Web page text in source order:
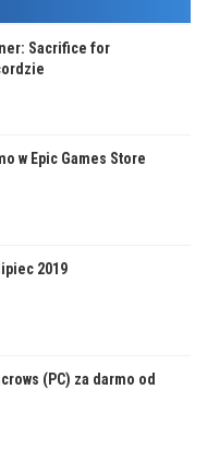
Sacrifice for
w Epic Games Store
2019
(PC) za darmo od